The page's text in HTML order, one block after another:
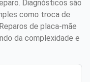
Diagnósticos são
como troca de
de placa-mãe
da complexidade e